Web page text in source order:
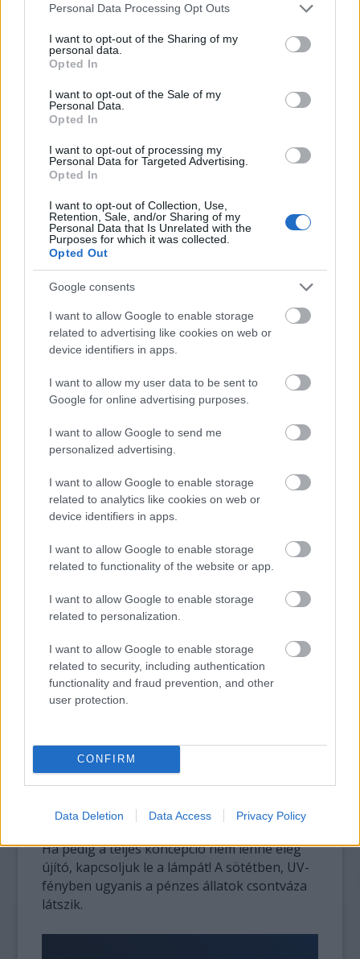
Please note that this website/app uses one or more Google
not limited to your visit or usage behaviour. You may click to
grant or deny consent to Google and its third-party tags to
use your data for below specified purposes in below Google
consent section.
Personal Data Processing Opt Outs
I want to opt-out of the Sharing of my
personal data.
Opted In
I want to opt-out of the Sale of my
Personal Data.
Opted In
I want to opt-out of processing my
Personal Data for Targeted Advertising.
Opted In
I want to opt-out of Collection, Use,
Retention, Sale, and/or Sharing of my
Personal Data that Is Unrelated with the
Purposes for which it was collected.
Opted Out
Google consents
I want to allow Google to enable storage
related to advertising like cookies on web or
device identifiers in apps.
I want to allow my user data to be sent to
Google for online advertising purposes.
I want to allow Google to send me
personalized advertising.
I want to allow Google to enable storage
related to analytics like cookies on web or
device identifiers in apps.
I want to allow Google to enable storage
related to functionality of the website or app.
I want to allow Google to enable storage
related to personalization.
I want to allow Google to enable storage
related to security, including authentication
functionality and fraud prevention, and other
user protection.
CONFIRM
Data Deletion Data Access Privacy Policy
szerettem volna megtartani a
bankjegyeknek” – írta a művész. „Kihagytam
biztonsági részleteket, hogy tiszta képet
kaphassak. Az állatokat és növényeket
másodlagosak a pénzeimen.”
Akit a bankjegyek elkészítésének további
technikai részletei is érdekelnek, Bernát
Behance-oldalán részletes beszámolót
találhat
. További munkákhoz és egyéb
információkhoz pedig a fiatal alkotó
Ha pedig a teljes koncepció nem lenne elég
újító, kapcsoljuk le a lámpát! A sötétben, UV-
fényben ugyanis a pénzes állatok csontváza
látszik.